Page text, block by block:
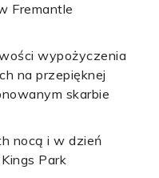
Fremantle
wypożyczenia
na przepięknej
skarbie
nocą i w dzień
Park